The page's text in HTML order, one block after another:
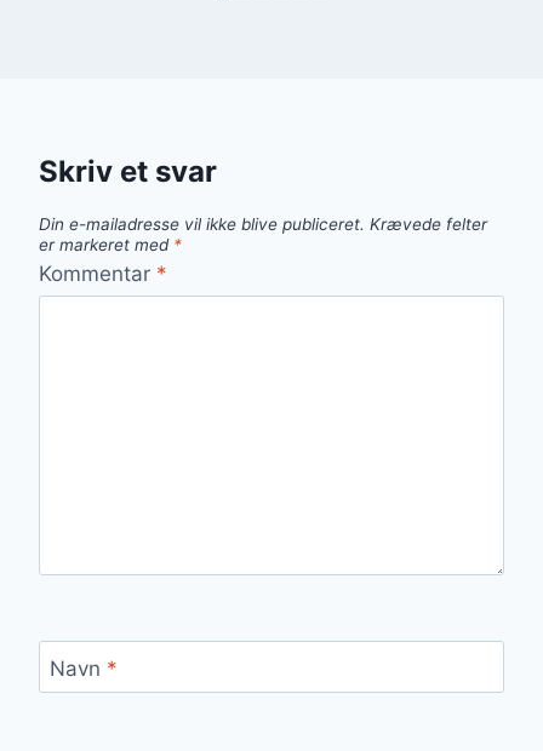
Skriv et svar
Din e-mailadresse vil ikke blive publiceret. Krævede felter
er markeret med *
Kommentar *
Navn *